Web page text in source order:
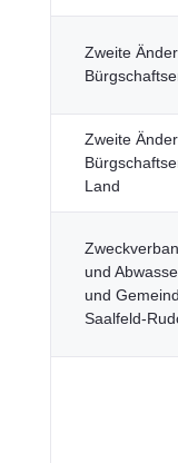
Zweite
Zweite
Land
und
und
Saalfeld-